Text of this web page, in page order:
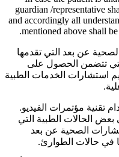
guardian /representative
and accordingly all
mentioned above shall
عن بعد التي تقدمها
تتضمن الحصول على
استشارات الخدمات الطبية
تقنية مؤتمرات الفيديو.
الحالات الطبية التي
الصحية عن بعد
في حالات الطوارئ.